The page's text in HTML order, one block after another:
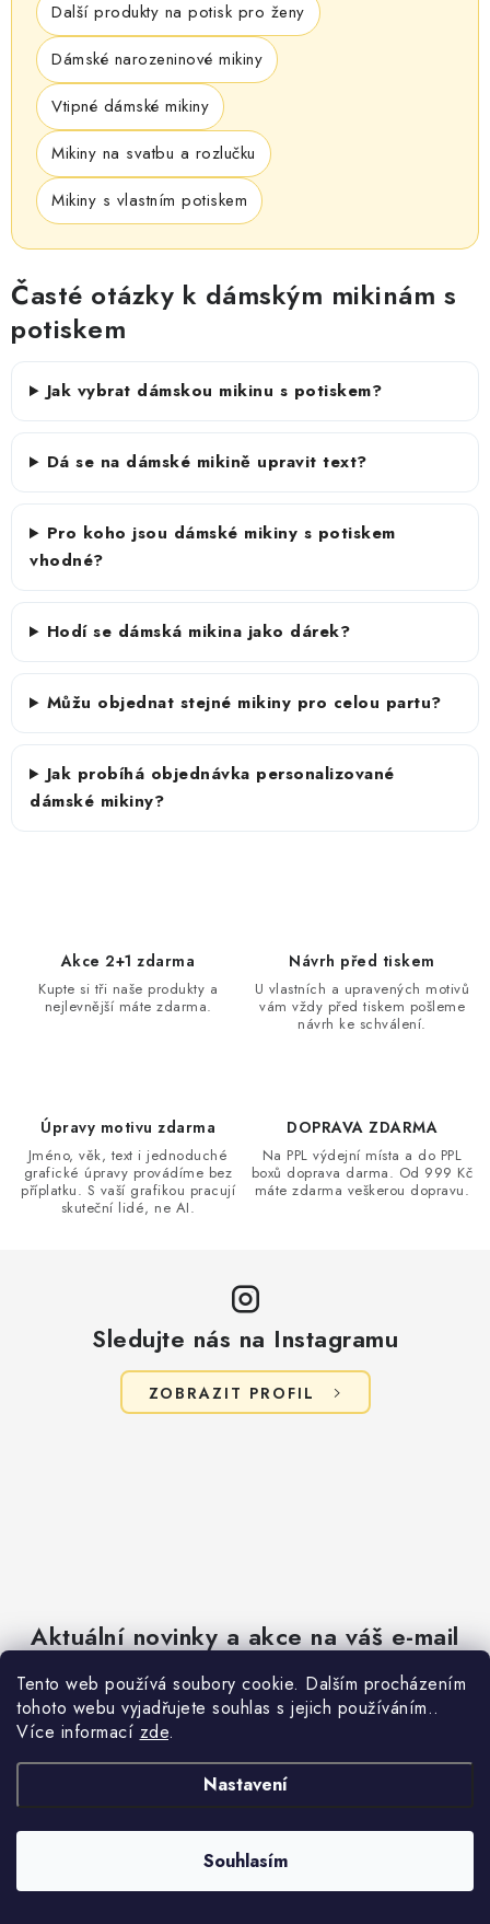
Tento web používá soubory cookie. Dalším procházením
tohoto webu vyjadřujete souhlas s jejich používáním..
Více informací zde.
Nastavení
Souhlasím
Další produkty na potisk pro ženy
Dámské narozeninové mikiny
Vtipné dámské mikiny
Mikiny na svatbu a rozlučku
Mikiny s vlastním potiskem
Časté otázky k dámským mikinám s
potiskem
Jak vybrat dámskou mikinu s potiskem?
Dá se na dámské mikině upravit text?
Pro koho jsou dámské mikiny s potiskem
vhodné?
Hodí se dámská mikina jako dárek?
Můžu objednat stejné mikiny pro celou partu?
Jak probíhá objednávka personalizované
dámské mikiny?
Akce 2+1 zdarma
Kupte si tři naše produkty a
nejlevnější máte zdarma.
Návrh před tiskem
U vlastních a upravených motivů
vám vždy před tiskem pošleme
návrh ke schválení.
Úpravy motivu zdarma
Jméno, věk, text i jednoduché
grafické úpravy provádíme bez
příplatku. S vaší grafikou pracují
skuteční lidé, ne AI.
DOPRAVA ZDARMA
Na PPL výdejní místa a do PPL
boxů doprava darma. Od 999 Kč
máte zdarma veškerou dopravu.
Sledujte nás na Instagramu
ZOBRAZIT PROFIL
Aktuální novinky a akce na váš e-mail
E-mail
Vložením e-mailu souhlasíte spodmínkami ochrany osobních údajů
PŘIHLÁSIT SE
Pomůžeme vám s výběrem